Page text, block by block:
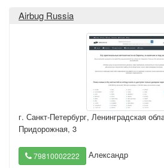
Airbug Russia
г. Санкт-Петербург, Ленинградская
Придорожная, 3
79810002222 Александр